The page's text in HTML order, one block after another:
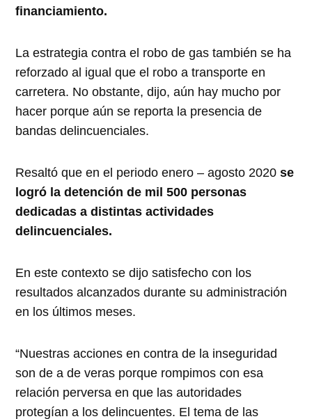
financiamiento.
La estrategia contra el robo de gas también se ha
reforzado al igual que el robo a transporte en
carretera. No obstante, dijo, aún hay mucho por
hacer porque aún se reporta la presencia de
bandas delincuenciales.
Resaltó que en el periodo enero – agosto 2020se
logró la detención de mil 500 personas
dedicadas a distintas actividades
delincuenciales.
En este contexto se dijo satisfecho con los
resultados alcanzados durante su administración
en los últimos meses.
“Nuestras acciones en contra de la inseguridad
son de a de veras porque rompimos con esa
relación perversa en que las autoridades
protegían a los delincuentes. El tema de las